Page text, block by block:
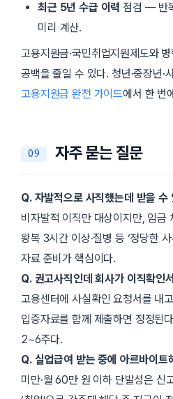
최근 5년 수급 이력 점검 — 반
미리 계산.
고용지원금·국민취업지원제도와
공백을 줄일 수 있다. 청년·중장년·
고용지원금 완전 가이드에서 한 번
자주 묻는 질문
Q. 자발적으로 사직했는데 받을 수
비자발적 이직만 대상이지만, 임금
왕복 3시간 이상·질병 등 ‘정당한
자료 준비가 핵심이다.
Q. 권고사직인데 회사가 이직확인
고용센터에 사실확인 요청서를 내
입증자료를 함께 제출하면 정정된
2~6주다.
Q. 실업급여 받는 중에 아르바이트
미만·월 60만 원 이하 단발성은 신